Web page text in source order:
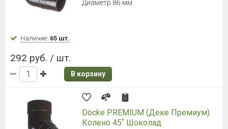
Диаметр 86 мм
Наличие: 65 шт.
292 руб. / шт.
В корзину
Döcke PREMIUM (Деке Премиум)
Колено 45˚ Шоколад